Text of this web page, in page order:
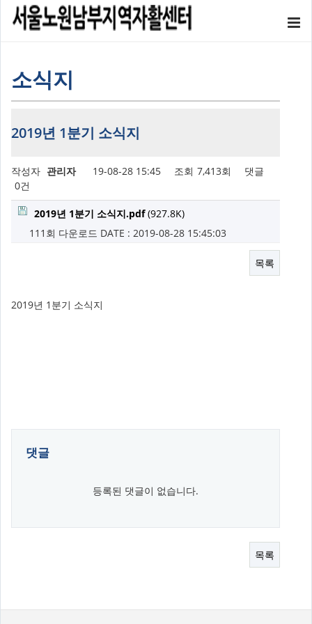
소식지
2019년 1분기 소식지
작성자 관리자 19-08-28 15:45 조회 7,413회
댓글
0건
2019년 1분기 소식지.pdf(927.8K)
111회 다운로드 DATE : 2019-08-28 15:45:03
목록
2019년 1분기 소식지
댓글
등록된 댓글이 없습니다.
목록